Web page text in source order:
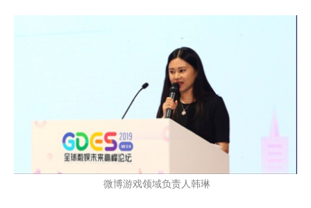
微博游戏领域负责人韩琳